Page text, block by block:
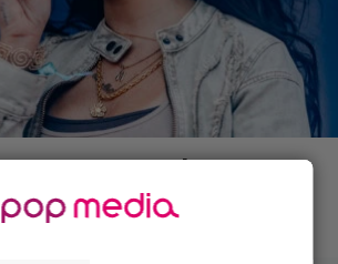
vuotta -tapahtuma
syyskuussa – muista
konsertti